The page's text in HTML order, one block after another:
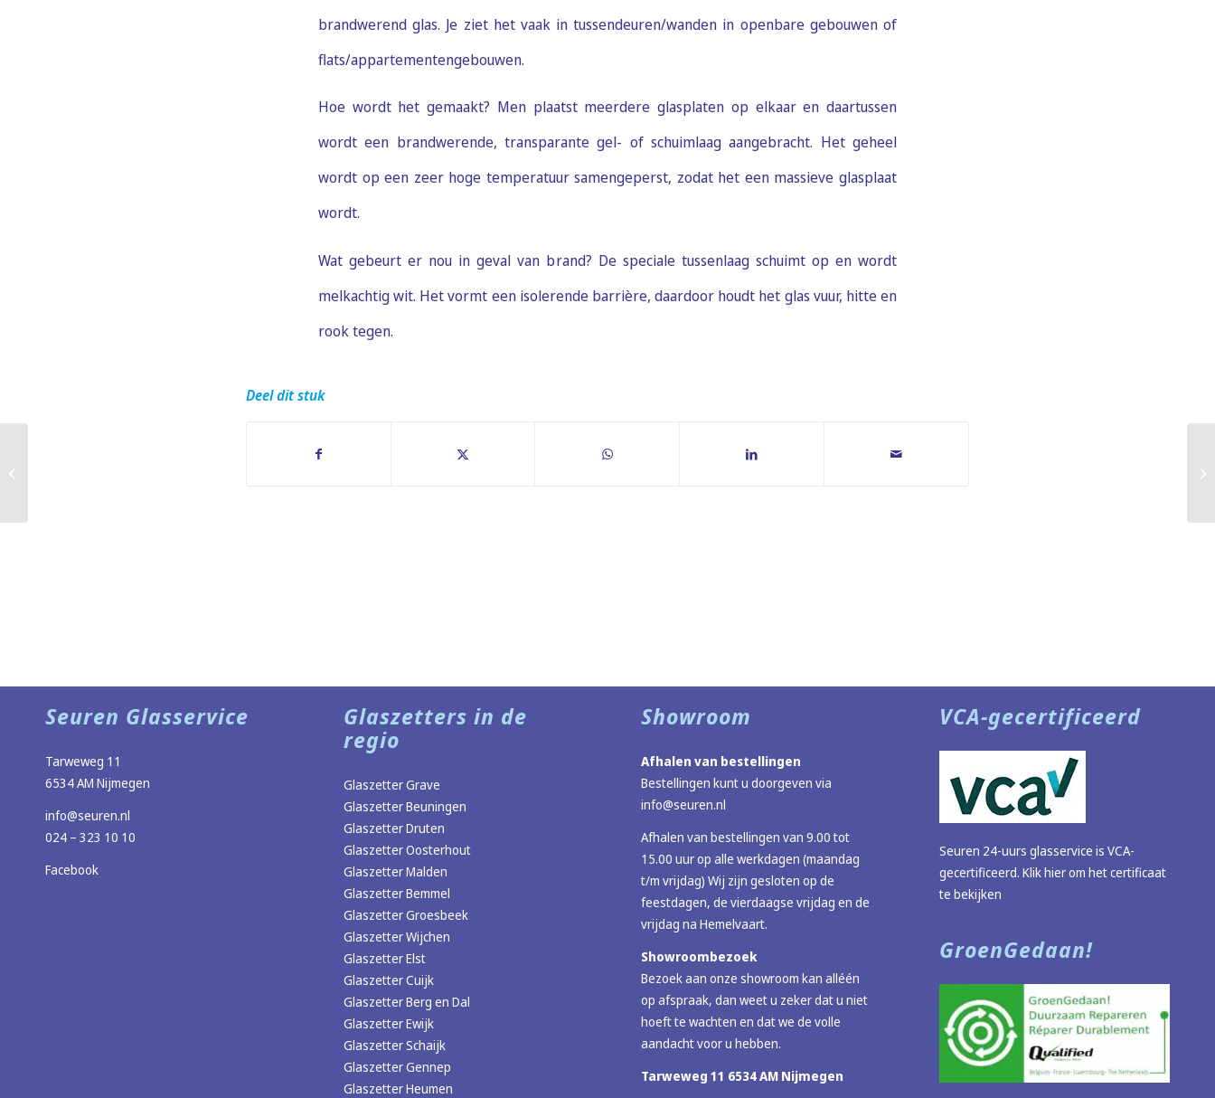
brandwerend glas. Je ziet het vaak in tussendeuren/wanden in openbare gebouwen of
flats/appartementengebouwen.
Hoe wordt het gemaakt? Men plaatst meerdere glasplaten op elkaar en daartussen
wordt een brandwerende, transparante gel- of schuimlaag aangebracht. Het geheel
wordt op een zeer hoge temperatuur samengeperst, zodat het een massieve glasplaat
wordt.
Wat gebeurt er nou in geval van brand? De speciale tussenlaag schuimt op en wordt
melkachtig wit. Het vormt een isolerende barrière, daardoor houdt het glas vuur, hitte en
rook tegen.
Deel dit stuk
Seuren Glasservice
Tarweweg 11
6534 AM Nijmegen
info@seuren.nl
024 – 323 10 10
Facebook
Glaszetters in de
regio
Glaszetter Grave
Glaszetter Beuningen
Glaszetter Druten
Glaszetter Oosterhout
Glaszetter Malden
Glaszetter Bemmel
Glaszetter Groesbeek
Glaszetter Wijchen
Glaszetter Elst
Glaszetter Cuijk
Glaszetter Berg en Dal
Glaszetter Ewijk
Glaszetter Schaijk
Glaszetter Gennep
Glaszetter Heumen
Showroom
Afhalen van bestellingen
Bestellingen kunt u doorgeven via
info@seuren.nl
Afhalen van bestellingen van 9.00 tot
15.00 uur op alle werkdagen (maandag
t/m vrijdag) Wij zijn gesloten op de
feestdagen, de vierdaagse vrijdag en de
vrijdag na Hemelvaart.
Showroombezoek
Bezoek aan onze showroom kan alléén
op afspraak, dan weet u zeker dat u niet
hoeft te wachten en dat we de volle
aandacht voor u hebben.
Tarweweg 11 6534 AM Nijmegen
VCA-gecertificeerd
Seuren 24-uurs glasservice is VCA-
gecertificeerd. Klik hier om het certificaat
te bekijken
GroenGedaan!